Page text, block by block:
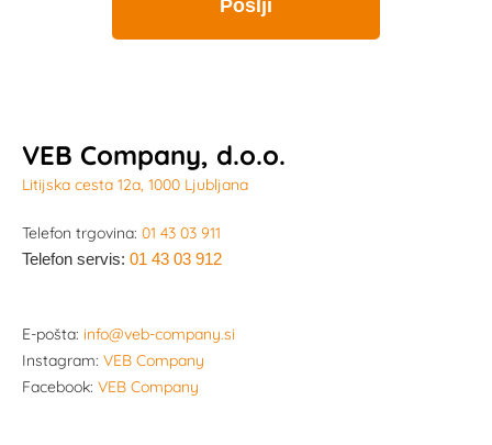
VEB Company, d.o.o.
Litijska cesta 12a, 1000 Ljubljana
Telefon trgovina: 01 43 03 911
Telefon servis: 01 43 03 912
E-pošta: info@veb-company.si
Instagram: VEB Company
Facebook: VEB Company